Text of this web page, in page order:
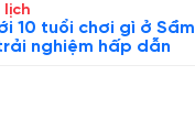
lịch
10 tuổi chơi gì ở Sầm
nghiệm hấp dẫn